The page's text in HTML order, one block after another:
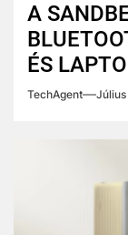
A
ÉS
TechAgent Július